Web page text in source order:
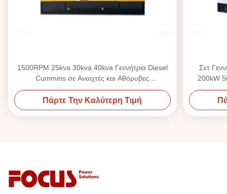
1500RPM 25kva 30kva 40kva Γεννήτρια Diesel
Cummins σε Ανοιχτές και Αθόρυβες
Διαμορφώσεις
Πάρτε Την Καλύτερη Τιμή
Σετ
200kW